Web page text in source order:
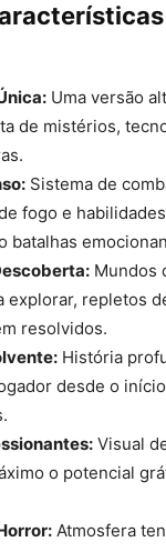
Uma versão
de mistérios,
Sistema de
fogo e
batalhas
Mundos
explorar, repletos
resolvidos.
História
desde o
Visual
o potencial
Atmosfera